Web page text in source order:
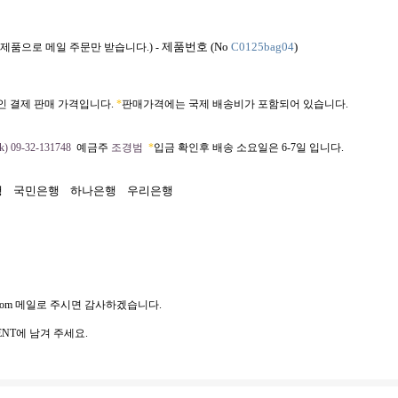
품으로 메일 주문만 받습니다.) - 제품번호 (No C0125bag04)
결제 판매 가격입니다. *판매가격에는 국제 배송비가 포함되어 있습니다.
09-32-131748 예금주 조경범 *입금 확인후 배송 소요일은 6-7일 입니다.
국민은행 하나은행 우리은행
메일로 주시면 감사하겠습니다.
에 남겨 주세요.